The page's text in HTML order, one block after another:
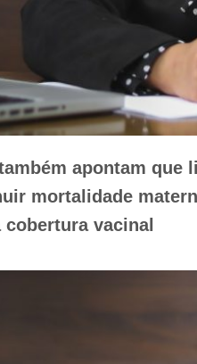
apontam que
mortalidade
cobertura vacinal